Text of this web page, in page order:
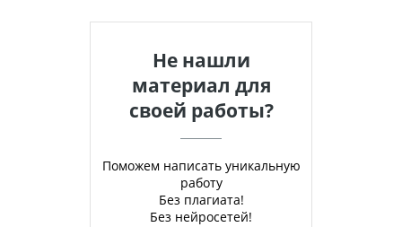
Не нашли
материал для
своей работы?
Поможем написать уникальную
работу
Без плагиата!
Без нейросетей!